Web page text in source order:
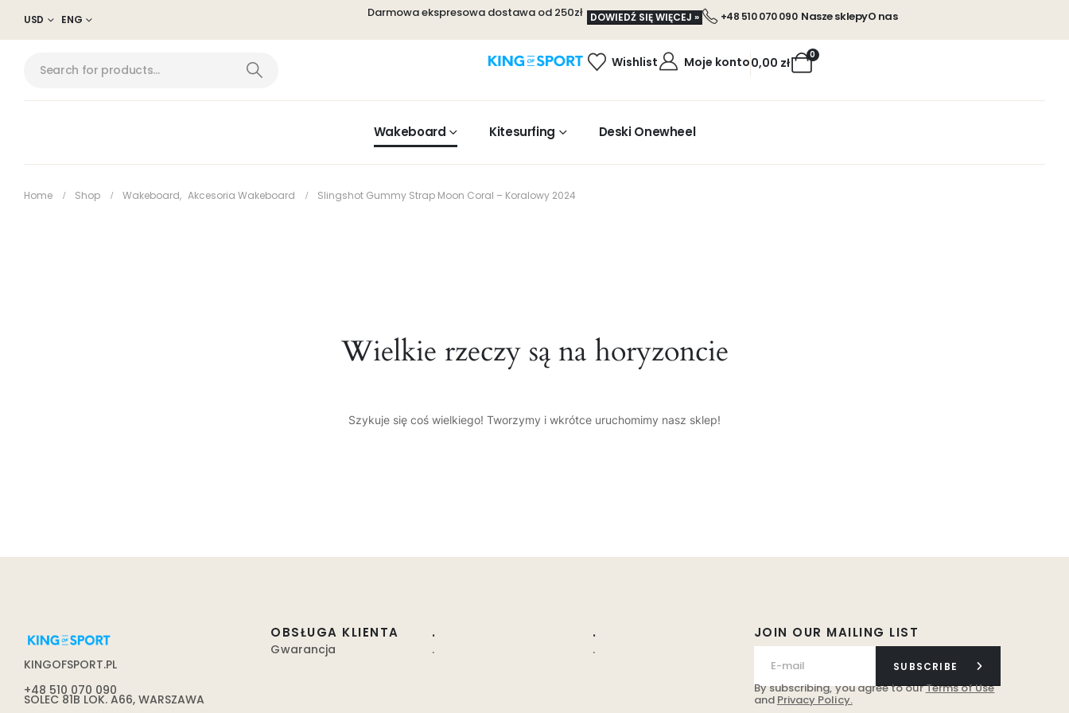
USD ENG Darmowa ekspresowa dostawa od 250zł DOWIEDŹ SIĘ WIĘCEJ » +48 510 070 090 Nasze sklepyO nas
Wishlist Moje konto 0
0,00 zł
Wakeboard Kitesurfing Deski Onewheel
Home Shop Wakeboard, Akcesoria Wakeboard Slingshot Gummy Strap Moon Coral – Koralowy 2024
Wielkie rzeczy są na horyzoncie
Szykuje się coś wielkiego! Tworzymy i wkrótce uruchomimy nasz sklep!
KINGOFSPORT.PL
+48 510 070 090
SOLEC 81B LOK. A66, WARSZAWA
JOIN OUR MAILING LIST
SUBSCRIBE
By subscribing, you agree to ourTerms of Use
and Privacy Policy.
OBSŁUGA KLIENTA
Gwarancja
.
.
.
.